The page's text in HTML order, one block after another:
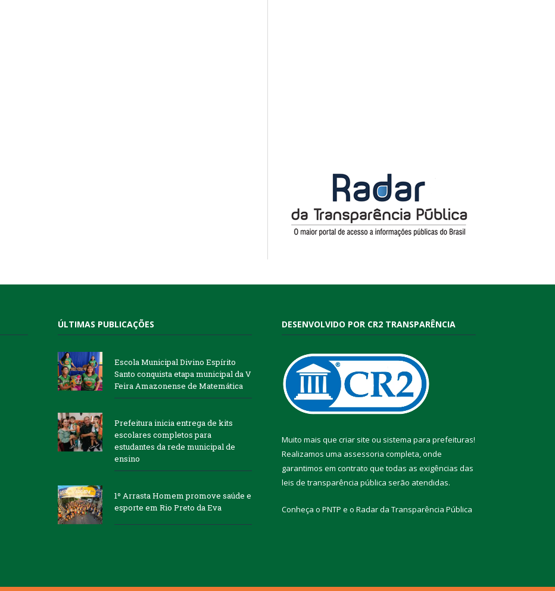
ÚLTIMAS PUBLICAÇÕES
Escola Municipal Divino Espírito
Santo conquista etapa municipal da V
Feira Amazonense de Matemática
Prefeitura inicia entrega de kits
escolares completos para
estudantes da rede municipal de
ensino
1º Arrasta Homem promove saúde e
esporte em Rio Preto da Eva
DESENVOLVIDO POR CR2 TRANSPARÊNCIA
Muito mais que criar site ou sistema para prefeituras!
Realizamos uma assessoria completa, onde
garantimos em contrato que todas as exigências das
leis de transparência pública serão atendidas.
Conheça o PNTP e o Radar da Transparência Pública